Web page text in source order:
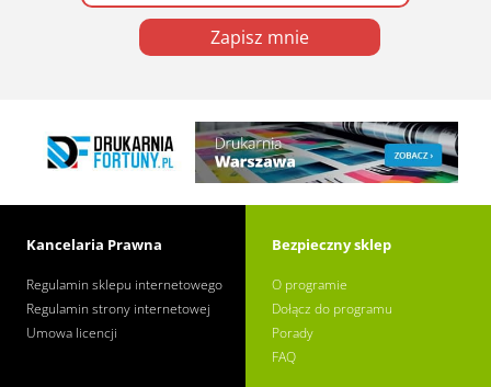
Zapisz mnie
Kancelaria Prawna
Regulamin sklepu internetowego
Regulamin strony internetowej
Umowa licencji
Bezpieczny sklep
O programie
Dołącz do programu
Porady
FAQ